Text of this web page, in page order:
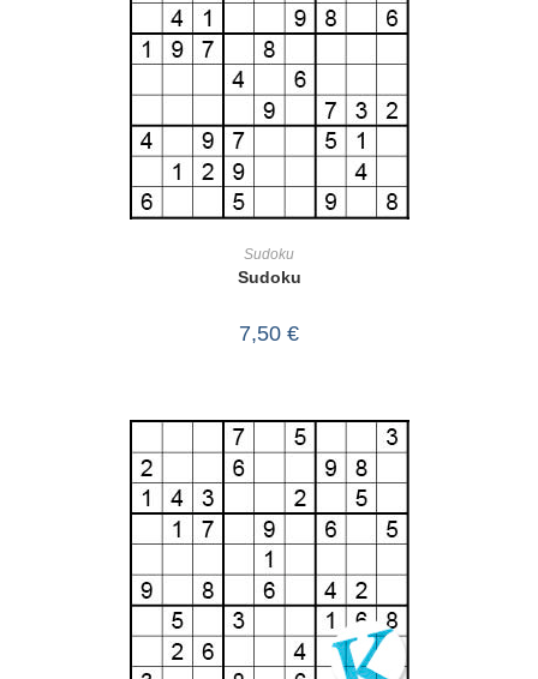
Sudoku
Sudoku
7,50 €